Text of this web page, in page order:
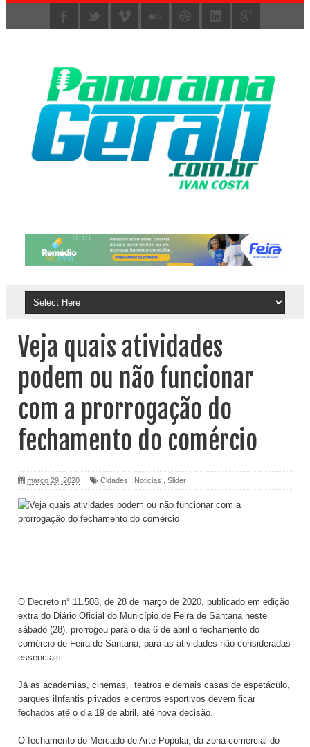
Veja quais atividades
podem ou não funcionar
com a prorrogação do
fechamento do comércio
março 29, 2020 Cidades Noticias Slider
O Decreto n° 11.508, de 28 de março de 2020, publicado em edição
extra do Diário Oficial do Município de Feira de Santana neste
sábado (28), prorrogou para o dia 6 de abril o fechamento do
comércio de Feira de Santana, para as atividades não consideradas
essenciais.
Já as academias, cinemas, teatros e demais casas de espetáculo,
parques iInfantis privados e centros esportivos devem ficar
fechados até o dia 19 de abril, até nova decisão.
O fechamento do Mercado de Arte Popular, da zona comercial do